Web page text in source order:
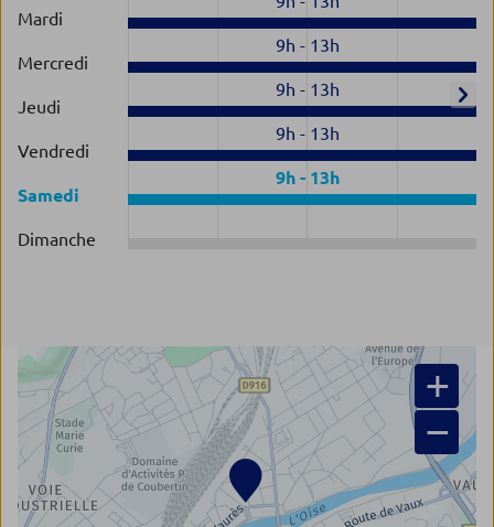
Mardi
Mercredi
9h - 13h
Jeudi
9h - 13h
Vendredi
9h - 13h
Samedi
9h- 13h
Dimanche
+
−